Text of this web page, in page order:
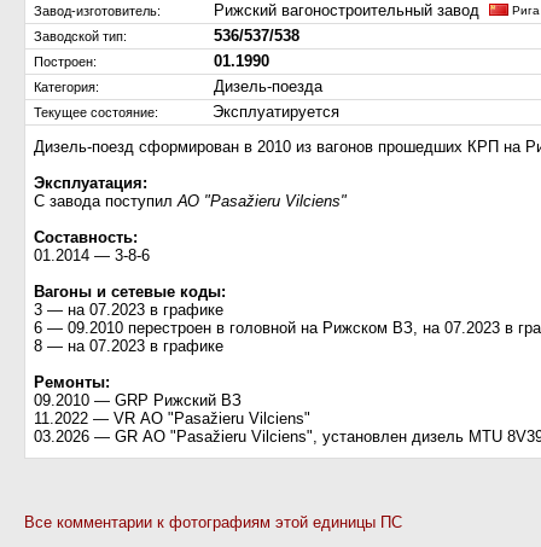
Завод-изготовитель: Рижский вагоностроительный завод Рига
Заводской тип: 536/537/538
Построен: 01.1990
Категория: Дизель-поезда
Текущее состояние:
Эксплуатируется
Дизель-поезд сформирован в 2010 из вагонов прошедших КРП на
Эксплуатация:
С завода поступилАО "Pasažieru Vilciens"
Составность:
01.2014 — 3-8-6
Вагоны и сетевые коды:
3 — на 07.2023 в графике
6 — 09.2010 перестроен в головной на Рижском ВЗ, на 07.2023 в
8 — на 07.2023 в графике
Ремонты:
09.2010 — GRP Рижский ВЗ
11.2022 — VR АО "Pasažieru Vilciens"
03.2026 — GR АО "Pasažieru Vilciens", установлен дизель MTU
Все комментарии к фотографиям этой единицы ПС